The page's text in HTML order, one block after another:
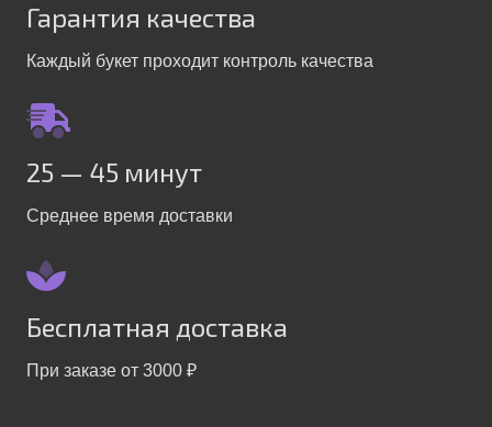
Гарантия качества
Каждый букет проходит контроль качества
25 — 45 минут
Среднее время доставки
Бесплатная доставка
При заказе от 3000 ₽